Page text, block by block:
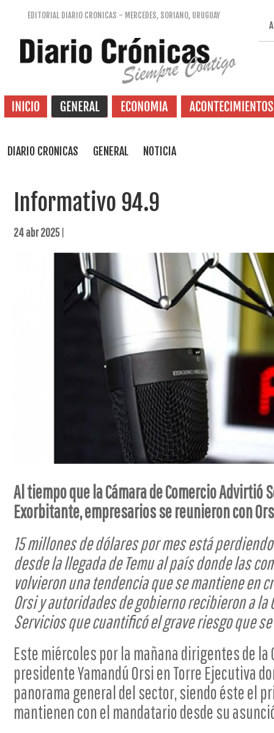
EDITORIAL DIARIO CRONICAS - MERCEDES, SORIANO, URUGUAY
DIARIO CRONICAS GENERAL NOTICIA
Informativo 94.9
24 abr 2025|
Al tiempo que la Cámara de Comercio Advirtió
Exorbitante, empresarios se reunieron con
15 millones de dólares por mes está
desde la llegada de Temu al país donde las
volvieron una tendencia que se mantiene en
Orsi y autoridades de gobierno recibieron a la
Servicios que cuantificó el grave riesgo que
Este miércoles por la mañana dirigentes de la
presidente Yamandú Orsi en Torre Ejecutiva
panorama general del sector, siendo éste el
mantienen con el mandatario desde su